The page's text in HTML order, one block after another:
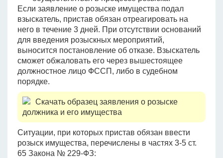
Если заявление о розыске имущества подал
взыскатель, пристав обязан отреагировать на
него в течение 3 дней. При отсутствии оснований
для введения розыскных мероприятий,
выносится постановление об отказе. Взыскатель
сможет обжаловать его через вышестоящее
должностное лицо ФССП, либо в судебном
порядке.
Скачать образец заявления о розыске
должника и его имущества
Ситуации, при которых пристав обязан ввести
розыск имущества, перечислены в частях 3-5 ст.
65 Закона № 229-ФЗ: